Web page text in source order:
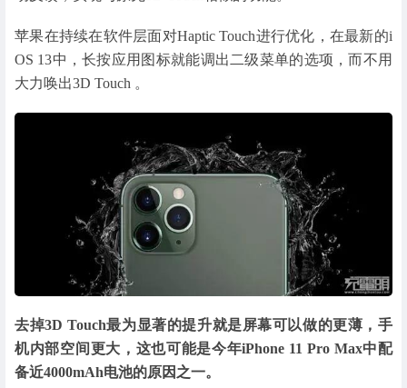
苹果在持续在软件层面对Haptic Touch进行优化，在最新的i
OS 13中，长按应用图标就能调出二级菜单的选项，而不用
大力唤出3D Touch 。
去掉3D Touch最为显著的提升就是屏幕可以做的更薄，手
机内部空间更大，这也可能是今年iPhone 11 Pro Max中配
备近4000mAh电池的原因之一。